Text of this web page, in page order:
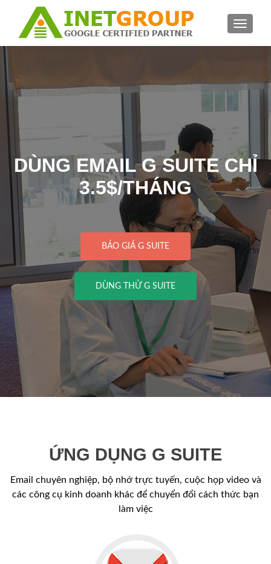
DÙNG EMAIL G SUITE CHỈ
3.5$/THÁNG
BÁO GIÁ G SUITE
DÙNG THỬ G SUITE
ỨNG DỤNG G SUITE
Email chuyên nghiệp, bộ nhớ trực tuyến, cuộc họp video và
các công cụ kinh doanh khác để chuyển đổi cách thức bạn
làm việc